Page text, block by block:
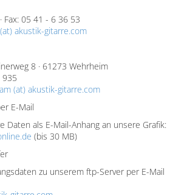
Fax: 05 41 - 6 36 53
akustik-gitarre.com
8 · 61273 Wehrheim
935
(at) akustik-gitarre.com
E-Mail
Daten als E-Mail-Anhang an unsere Grafik:
(bis 30 MB)
zu unserem ftp-Server per E-Mail